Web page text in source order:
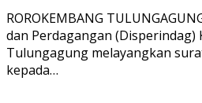
ROROKEMBANG
dan Perdagangan (Disperindag)
Tulungagung melayangkan
kepada…